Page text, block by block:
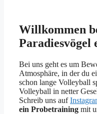
Willkommen
Paradiesvögel
Bei uns geht es um
Atmosphäre, in der du
schon lange Volleyball
Volleyball in netter
Schreib uns auf
ein Probetraining mit